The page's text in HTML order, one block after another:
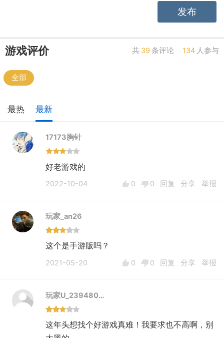
发布
游戏评价 共 39 条评论 134 人参与
全部
最热 最新
17173胸针
好老游戏的
2022-10-04 0 0 回复 分享 举报
玩家_an26
这个是手游版吗？
2021-05-20 0 0 回复 分享 举报
玩家U_239480…
这年头想找个好游戏真难！我要求也不高啊，别